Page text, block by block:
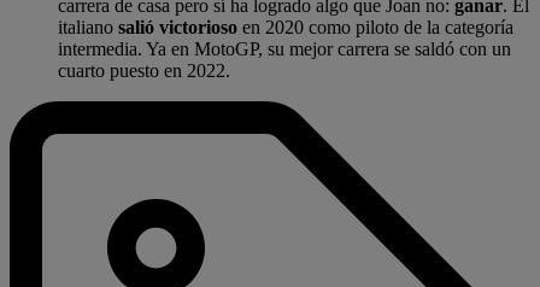
carrera de casa pero sí ha logrado algo que Joan no: ganar. El
italiano salió victorioso en 2020 como piloto de la categoría
intermedia. Ya en MotoGP, su mejor carrera se saldó con un
cuarto puesto en 2022.